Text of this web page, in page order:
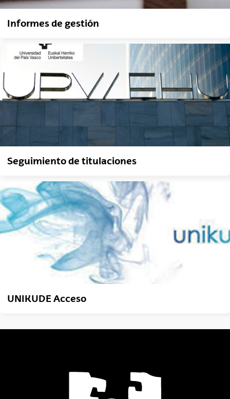
Informes de gestión
Seguimiento de titulaciones
UNIKUDE Acceso